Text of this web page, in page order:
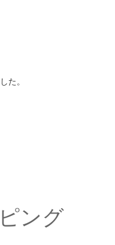
た。
ング